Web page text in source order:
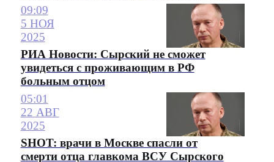
09:09
5 НОЯ
2025
РИА Новости: Сырский не сможет
увидеться с проживающим в РФ
больным отцом
05:01
22 АВГ
2025
SHOT: врачи в Москве спасли от
смерти отца главкома ВСУ Сырского